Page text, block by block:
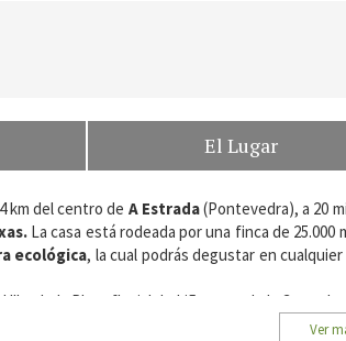
El Lugar
km del centro de A Estrada(Pontevedra), a 20
La casa está rodeada por una finca de 25.000
ecológica, la cual podrás degustar en
de la Playa fluvial de Liñares, o de la Cascada
rural o pasear por los impresionantes Ver